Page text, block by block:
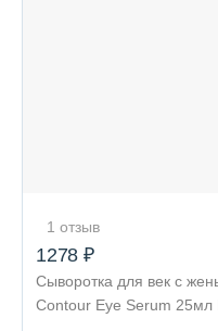
1 отзыв
1278 ₽
Сыворотка для век с
Contour Eye Serum 25мл